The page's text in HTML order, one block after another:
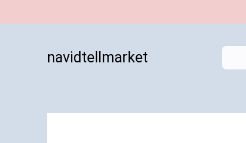
navidtellmarket